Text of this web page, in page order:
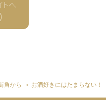
角から お酒好きにはたまらない！